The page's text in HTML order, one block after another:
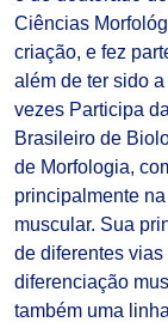
Ciências
criação, e fez
além de ter sido
vezes Participa
Brasileiro de
de Morfologia,
principalmente
muscular. Sua
de diferentes
diferenciação
também uma